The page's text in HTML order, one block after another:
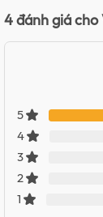
4 đánh giá cho
5
4
3
2
1